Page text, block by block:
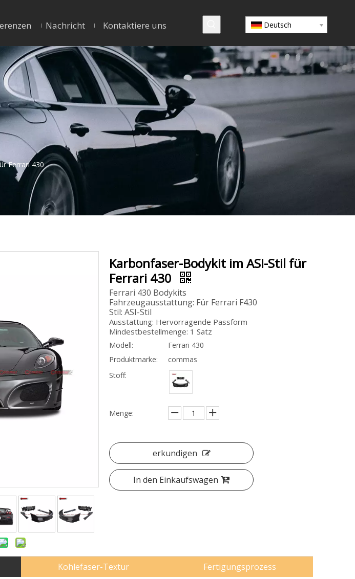
Nachricht Kontaktiere uns Deutsch
Ferrari 430
Karbonfaser-Bodykit im ASI-Stil für
Ferrari 430
Ferrari 430 Bodykits
Fahrzeugausstattung: Für Ferrari F430
Stil: ASI-Stil
Ausstattung: Hervorragende Passform
Mindestbestellmenge: 1 Satz
Modell:
Ferrari 430
Produktmarke:
commas
Stoff:
Menge:
erkundigen
In den Einkaufswagen
Kohlefaser-Textur Fertigungsprozess